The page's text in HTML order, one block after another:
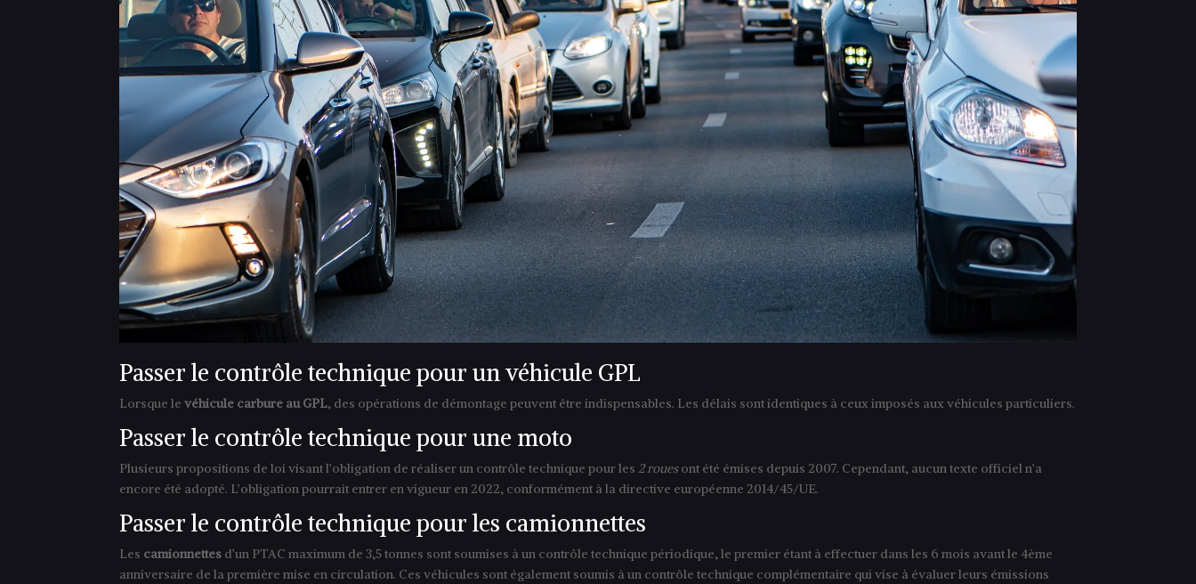
Passer le contrôle technique pour un véhicule GPL
Lorsque levéhicule carbure au GPL, des opérations de démontage peuvent être indispensables. Les délais sont identiques à ceux imposés aux véhicules particuliers.
Passer le contrôle technique pour une moto
Plusieurs propositions de loi visant l’obligation de réaliser un contrôle technique pour les2 rouesont été émises depuis 2007. Cependant, aucun texte officiel n’a
encore été adopté. L’obligation pourrait entrer en vigueur en 2022, conformément à la directive européenne 2014/45/UE.
Passer le contrôle technique pour les camionnettes
Les camionnettes d’un PTAC maximum de 3,5 tonnes sont soumises à un contrôle technique périodique, le premier étant à effectuer dans les 6 mois avant le 4ème
anniversaire de la première mise en circulation. Ces véhicules sont également soumis à un contrôle technique complémentaire qui vise à évaluer leurs émissions